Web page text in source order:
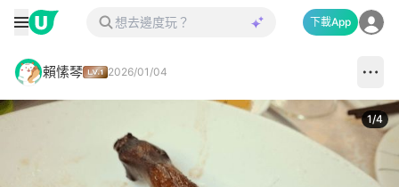
下載App
賴愫琴 2026/01/04
1/4